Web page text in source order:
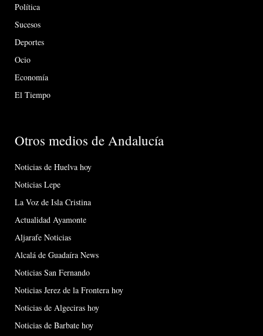
Política
Sucesos
Deportes
Ocio
Economía
El Tiempo
Otros medios de Andalucía
Noticias de Huelva hoy
Noticias Lepe
La Voz de Isla Cristina
Actualidad Ayamonte
Aljarafe Noticias
Alcalá de Guadaíra News
Noticias San Fernando
Noticias Jerez de la Frontera hoy
Noticias de Algeciras hoy
Noticias de Barbate hoy